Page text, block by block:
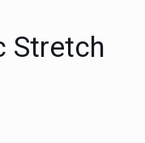
Stretch